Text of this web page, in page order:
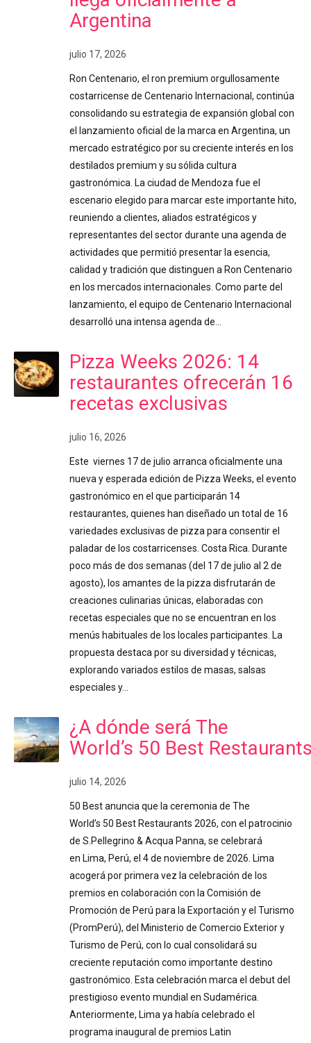
Argentina
julio 17, 2026
Ron Centenario, el ron premium orgullosamente
costarricense de Centenario Internacional, continúa
consolidando su estrategia de expansión global con
el lanzamiento oficial de la marca en Argentina, un
mercado estratégico por su creciente interés en los
destilados premium y su sólida cultura
gastronómica. La ciudad de Mendoza fue el
escenario elegido para marcar este importante hito,
reuniendo a clientes, aliados estratégicos y
representantes del sector durante una agenda de
actividades que permitió presentar la esencia,
calidad y tradición que distinguen a Ron Centenario
en los mercados internacionales. Como parte del
lanzamiento, el equipo de Centenario Internacional
desarrolló una intensa agenda de…
Pizza Weeks 2026: 14
restaurantes ofrecerán 16
recetas exclusivas
julio 16, 2026
Este viernes 17 de julio arranca oficialmente una
nueva y esperada edición de Pizza Weeks, el evento
gastronómico en el que participarán 14
restaurantes, quienes han diseñado un total de 16
variedades exclusivas de pizza para consentir el
paladar de los costarricenses. Costa Rica. Durante
poco más de dos semanas (del 17 de julio al 2 de
agosto), los amantes de la pizza disfrutarán de
creaciones culinarias únicas, elaboradas con
recetas especiales que no se encuentran en los
menús habituales de los locales participantes. La
propuesta destaca por su diversidad y técnicas,
explorando variados estilos de masas, salsas
especiales y…
¿A dónde será The
World’s 50 Best
julio 14, 2026
50 Best anuncia que la ceremonia de The
World’s 50 Best Restaurants 2026, con el patrocinio
de S.Pellegrino & Acqua Panna, se celebrará
en Lima, Perú, el 4 de noviembre de 2026. Lima
acogerá por primera vez la celebración de los
premios en colaboración con la Comisión de
Promoción de Perú para la Exportación y el Turismo
(PromPerú), del Ministerio de Comercio Exterior y
Turismo de Perú, con lo cual consolidará su
creciente reputación como importante destino
gastronómico. Esta celebración marca el debut del
prestigioso evento mundial en Sudamérica.
Anteriormente, Lima ya había celebrado el
programa inaugural de premios Latin